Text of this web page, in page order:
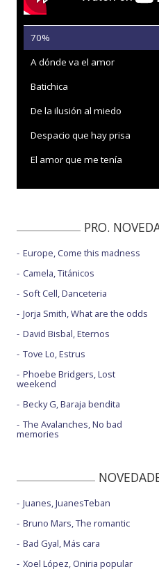
70%
A dónde va el amor
Batichica
De la ilusión al miedo
Despacio que hay prisa
El amor que me tenía
El bobo
El cielo a mi favor - A solas
El flechazo y la secuela
Ella
Ella baila sola
Ella sabe
Fluye
Hasta que la muerte los
Hongos - acústico
Invierno de cristal
Luna
Mal por ti
PRO.
Europe, Come this madness
Camela, Titánicos
Soft Cell, Danceteria
Jorja Smith, What are the odds
David Bisbal, Eternos
Tove Lo, Estrus
Phoebe Bridgers, Lost
weekend
Becky G, Baraja bendita
The Avalanches, No bad
memories
Juanes, JuanesTeban
Bruno Mars, The romantic
Bad Gyal, Más cara
Xoel López, Oniria popular